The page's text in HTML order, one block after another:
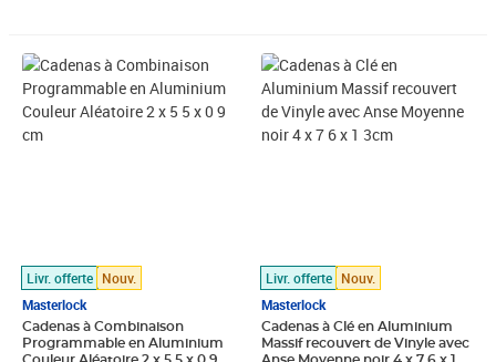
Livr. offerte Nouv.
Masterlock
Cadenas à Combinaison
Programmable en Aluminium
Prix 20,67€
Livr. offerte Nouv.
Masterlock
Cadenas à Clé en Aluminium
Massif recouvert de Vinyle avec
Prix 20,90€